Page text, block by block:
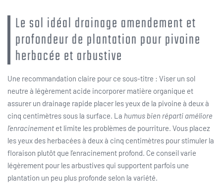
Le sol idéal drainage amendement et
profondeur de plantation pour pivoine
herbacée et arbustive
Une recommandation claire pour ce sous-titre : Viser un sol
neutre à légèrement acide incorporer matière organique et
assurer un drainage rapide placer les yeux de la pivoine à deux à
cinq centimètres sous la surface. La humus bien réparti améliore
l’enracinement et limite les problèmes de pourriture. Vous placez
les yeux des herbacées à deux à cinq centimètres pour stimuler la
floraison plutôt que l’enracinement profond. Ce conseil varie
légèrement pour les arbustives qui supportent parfois une
plantation un peu plus profonde selon la variété.